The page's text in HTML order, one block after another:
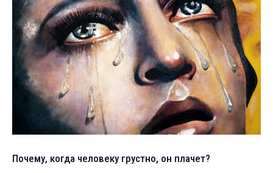
Почему, когда человеку грустно, он плачет?